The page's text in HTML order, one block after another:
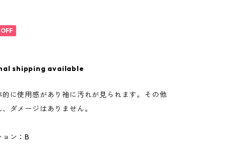
shipping available
に使用感があり袖に汚れが見られます。その他
ダメージはありません。
ン：B